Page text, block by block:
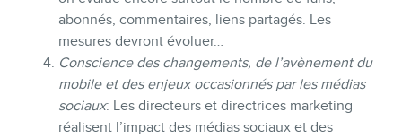
abonnés, commentaires, liens partagés. Les
mesures devront évoluer…
Conscience des changements, de l’avènement du
mobile et des enjeux occasionnés par les médias
sociaux: Les directeurs et directrices marketing
réalisent l’impact des médias sociaux et des